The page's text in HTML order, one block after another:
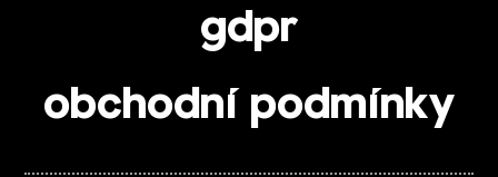
gdpr
obchodní podmínky